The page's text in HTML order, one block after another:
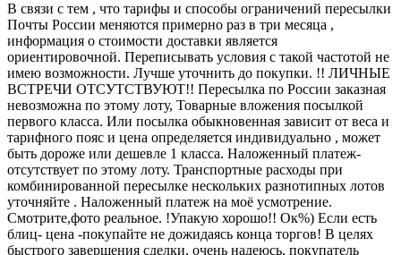
В связи с тем , что тарифы и способы ограничений пересылки
Почты России меняются примерно раз в три месяца ,
информация о стоимости доставки является
ориентировочной. Переписывать условия с такой частотой не
имею возможности. Лучше уточнить до покупки. !! ЛИЧНЫЕ
ВСТРЕЧИ ОТСУТСТВУЮТ!! Пересылка по России заказная
невозможна по этому лоту, Товарные вложения посылкой
первого класса. Или посылка обыкновенная зависит от веса и
тарифного пояс и цена определяется индивидуально , может
быть дороже или дешевле 1 класса. Наложенный платеж-
отсутствует по этому лоту. Транспортные расходы при
комбинированной пересылке нескольких разнотипных лотов
уточняйте . Наложенный платеж на моё усмотрение.
Смотрите,фото реальное. !Упакую хорошо!! Ок%) Если есть
блиц- цена -покупайте не дожидаясь конца торгов! В целях
быстрого завершения сделки, очень надеюсь, покупатель